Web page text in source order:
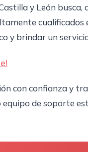
y León
y brindar un
con confianza y
equipo de soporte